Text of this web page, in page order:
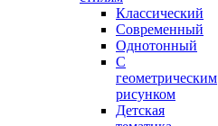
Классический
Современный
Однотонный
С
геометрическим
рисунком
Детская